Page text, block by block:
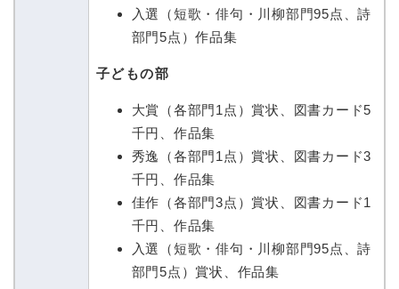
入選（短歌・俳句・川柳部門95点、詩
部門5点）作品集
子どもの部
大賞（各部門1点）賞状、図書カード5
千円、作品集
秀逸（各部門1点）賞状、図書カード3
千円、作品集
佳作（各部門3点）賞状、図書カード1
千円、作品集
入選（短歌・俳句・川柳部門95点、詩
部門5点）賞状、作品集